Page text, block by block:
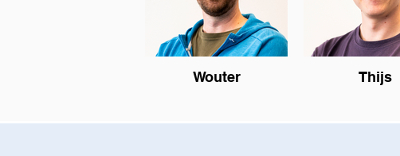
Wouter Thijs